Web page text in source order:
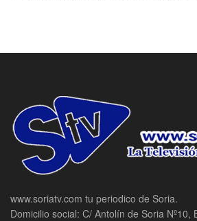
www.soriatv.com tu periodico de Soria.
Domicilio social: C/ Antolín de Soria Nº10,